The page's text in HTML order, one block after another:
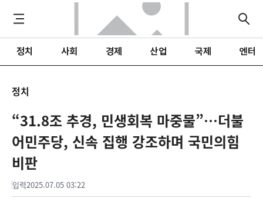
정치 사회 경제 산업 국제 엔터
정치
“31.8조 추경, 민생회복 마중물”…더불
어민주당, 신속 집행 강조하며 국민의힘
비판
입력2025.07.05 03:22